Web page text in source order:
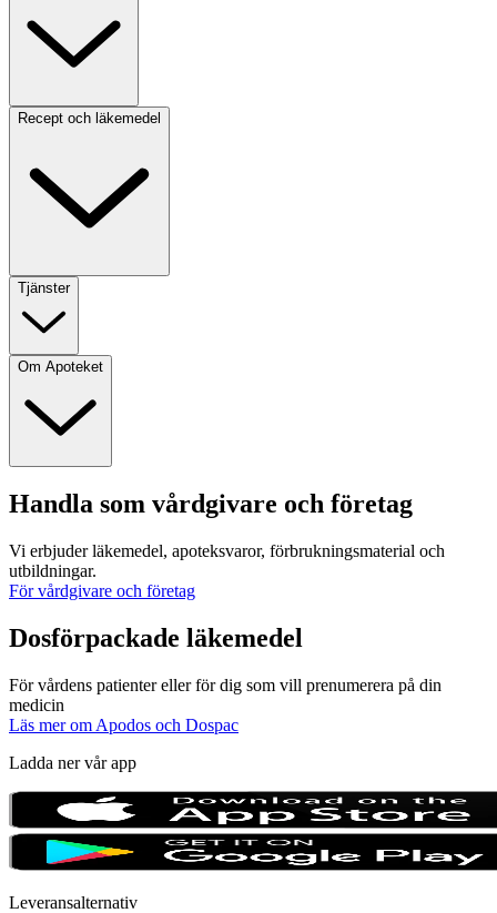
Recept och läkemedel
Tjänster
Om Apoteket
Handla som vårdgivare och företag
Vi erbjuder läkemedel, apoteksvaror, förbrukningsmaterial och
utbildningar.
För vårdgivare och företag
Dosförpackade läkemedel
För vårdens patienter eller för dig som vill prenumerera på din
medicin
Läs mer om Apodos och Dospac
Ladda ner vår app
Leveransalternativ